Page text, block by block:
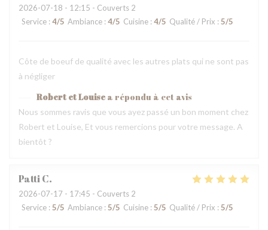
2026-07-18 - 12:15 - Couverts 2
Service : 4/5 Ambiance : 4/5 Cuisine : 4/5 Qualité / Prix : 5/5
Côte de boeuf de qualité avec les autres plats qui ne sont pas
à négliger
Robert et Louise a répondu à cet avis
Nous sommes ravis que vous ayez passé un bon moment chez
Robert et Louise, Et vous remercions pour votre message. A
bientôt ?
PattiC
2026-07-17 - 17:45 - Couverts 2
Service : 5/5 Ambiance : 5/5 Cuisine : 5/5 Qualité / Prix : 5/5